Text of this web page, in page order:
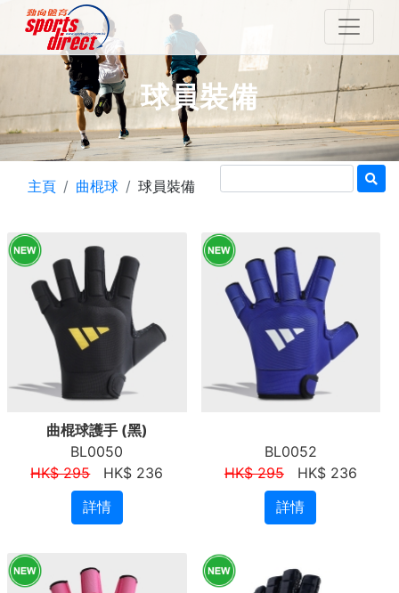
球員裝備
主頁 曲棍球 球員裝備
曲棍球護手 (黑)
BL0050
HK$ 295HK$ 236
詳情
BL0052
HK$ 295HK$ 236
詳情